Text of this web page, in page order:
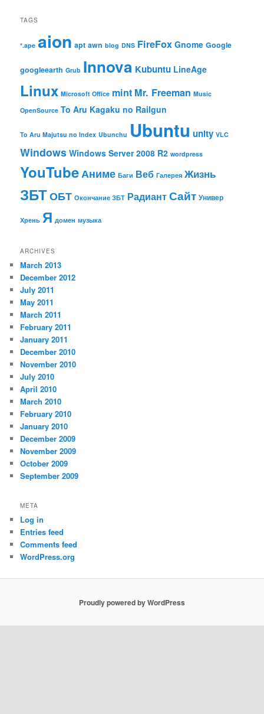
TAGS
*.ape aion apt awn blog DNS FireFox Gnome Google
googleearth Grub Innova Kubuntu LineAge
Linux Microsoft Office mint Mr. Freeman Music
OpenSource To Aru Kagaku no Railgun
To Aru Majutsu no Index Ubunchu Ubuntu unity VLC
Windows Windows Server 2008 R2 wordpress
YouTube Аниме Баги Веб Галерея Жизнь
ЗБТОБТ Окончание ЗБТ РадиантСайт Универ
Хрень Я домен музыка
ARCHIVES
March 2013
December 2012
July 2011
May 2011
March 2011
February 2011
January 2011
December 2010
November 2010
July 2010
April 2010
March 2010
February 2010
January 2010
December 2009
November 2009
October 2009
September 2009
META
Log in
Entries feed
Comments feed
WordPress.org
Proudly powered by WordPress